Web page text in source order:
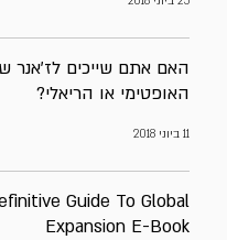
האם אתם שייכים לז’אנר
האופטימי או הריאלי?
11 ביוני 2018
Guide To Global
Expansion E-Book